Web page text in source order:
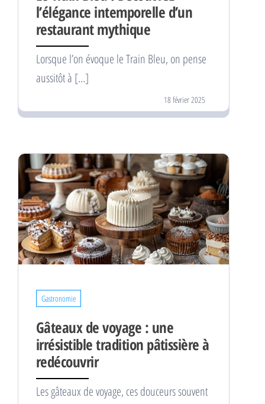
l’élégance intemporelle d’un
restaurant mythique
Lorsque l’on évoque le Train Bleu, on pense
aussitôt à […]
18 février 2025
Gastronomie
Gâteaux de voyage : une
irrésistible tradition pâtissière à
redécouvrir
Les gâteaux de voyage, ces douceurs souvent